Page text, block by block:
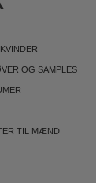
OG SAMPLES
TIL MÆND